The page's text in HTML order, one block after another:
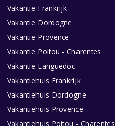
Vakantie Frankrijk
Vakantie Dordogne
Vakantie Provence
Vakantie Poitou - Charentes
Vakantie Languedoc
Vakantiehuis Frankrijk
Vakantiehuis Dordogne
Vakantiehuis Provence
Vakantiehuis Poitou - Charentes